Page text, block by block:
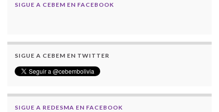
SIGUE A CEBEM EN FACEBOOK
SIGUE A CEBEM EN TWITTER
SIGUE A REDESMA EN FACEBOOK